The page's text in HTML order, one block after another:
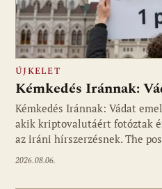
ÚJKELET
Kémkedés Iránnak:
Kémkedés Iránnak: Vádat
akik kriptovalutáért fotóztak
az iráni hírszerzésnek. The
2026.08.06.